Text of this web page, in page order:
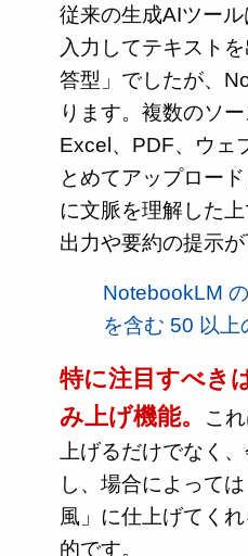
従来の生成AIツー
入力してテキスト
答型」でしたが、
ります。複数のソー
Excel、PDF、ウェ
とめてアップロー
に文脈を理解した
出力や要約の提示が
NotebookLM
を含む 50 以上
特に注目すべき
み上げ機能。
こ
上げるだけでなく
し、場合によって
風」に仕上げてく
的です。